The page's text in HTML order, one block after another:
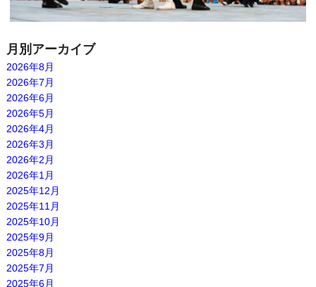
月別アーカイブ
2026年8月
2026年7月
2026年6月
2026年5月
2026年4月
2026年3月
2026年2月
2026年1月
2025年12月
2025年11月
2025年10月
2025年9月
2025年8月
2025年7月
2025年6月